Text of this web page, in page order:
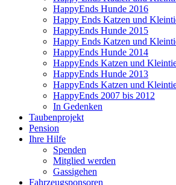
HappyEnds Hunde 2016
Happy Ends Katzen und
HappyEnds Hunde 2015
Happy Ends Katzen und
HappyEnds Hunde 2014
HappyEnds Katzen und
HappyEnds Hunde 2013
HappyEnds Katzen und
HappyEnds 2007 bis 2012
In Gedenken
Taubenprojekt
Pension
Ihre Hilfe
Spenden
Mitglied werden
Gassigehen
Fahrzeugsponsoren